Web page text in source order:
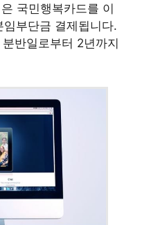
국민행복카드를 이
부단금 결제됩니다.
반일로부터 2년까지